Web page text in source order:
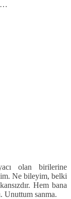
olan birilerine
Ne bileyim, belki
Hem bana
Unuttum sanma.